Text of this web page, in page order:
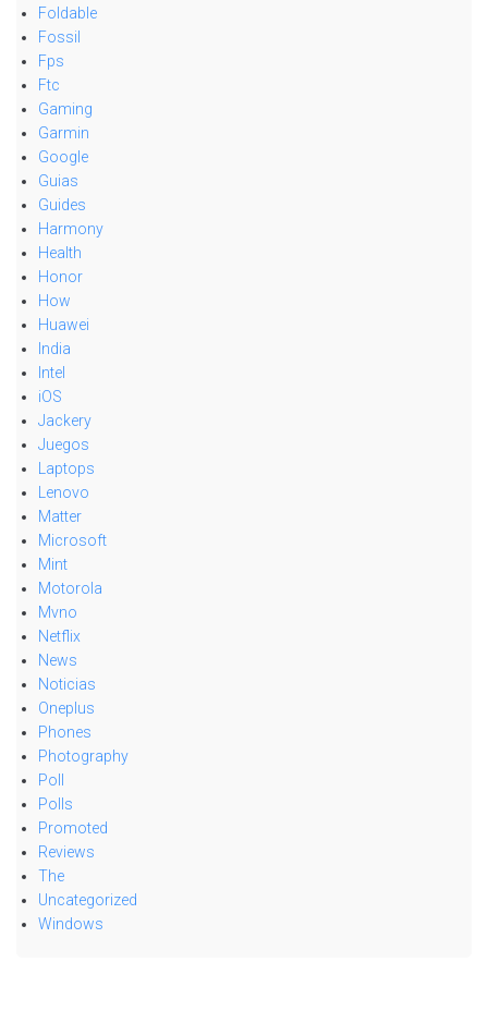
Foldable
Fossil
Fps
Ftc
Gaming
Garmin
Google
Guias
Guides
Harmony
Health
Honor
How
Huawei
India
Intel
iOS
Jackery
Juegos
Laptops
Lenovo
Matter
Microsoft
Mint
Motorola
Mvno
Netflix
News
Noticias
Oneplus
Phones
Photography
Poll
Polls
Promoted
Reviews
The
Uncategorized
Windows